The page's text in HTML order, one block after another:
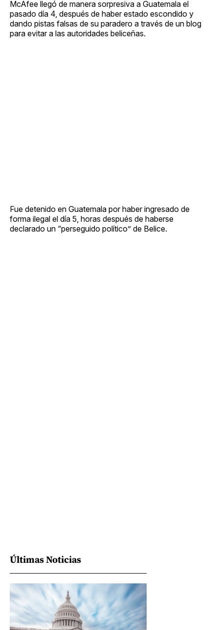
McAfee llegó de manera sorpresiva a Guatemala el
pasado día 4, después de haber estado escondido y
dando pistas falsas de su paradero a través de un blog
para evitar a las autoridades beliceñas.
Fue detenido en Guatemala por haber ingresado de
forma ilegal el día 5, horas después de haberse
declarado un “perseguido político” de Belice.
Últimas Noticias